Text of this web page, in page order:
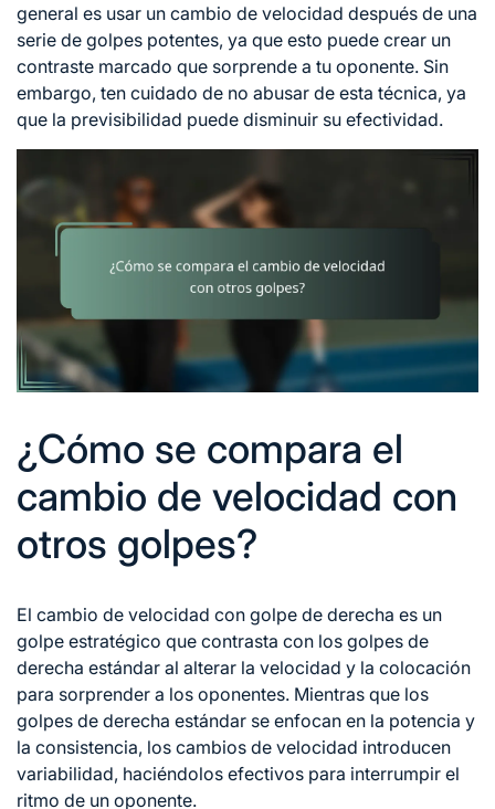
general es usar un cambio de velocidad después de una
serie de golpes potentes, ya que esto puede crear un
contraste marcado que sorprende a tu oponente. Sin
embargo, ten cuidado de no abusar de esta técnica, ya
que la previsibilidad puede disminuir su efectividad.
¿Cómo se compara el
cambio de velocidad con
otros golpes?
El cambio de velocidad con golpe de derecha es un
golpe estratégico que contrasta con los golpes de
derecha estándar al alterar la velocidad y la colocación
para sorprender a los oponentes. Mientras que los
golpes de derecha estándar se enfocan en la potencia y
la consistencia, los cambios de velocidad introducen
variabilidad, haciéndolos efectivos para interrumpir el
ritmo de un oponente.